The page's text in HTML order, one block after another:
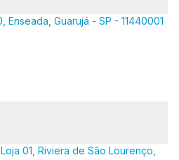
Enseada, Guarujá - SP - 11440001
01, Riviera de São Lourenço,